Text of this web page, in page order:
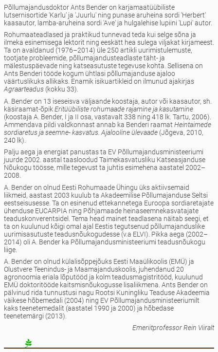
Põllumajandusdoktor Ants Bender on karjamaatüübiliste
lutsernisortide 'Karlu' ja 'Juurlu' ning punase aruheina sordi 'Herbert'
kaasautor, lamba-aruheina sordi 'Ave' ja hulgalehise lupiini 'Lupi' autor.
Rohumaateadlased ja praktikud tunnevad teda kui selge sõna ja
ilmeka esinemisega lektorit ning eeskätt hea sulega viljakat kirjameest.
Ta on avaldanud (1976–2014) üle 250 artikli uurimistulemuste,
tootjate probleemide, põllumajandusteadlaste täht- ja
mälestuspäevade ning katseasutuste tegevuse kohta. Sellisena on
Ants Benderi tööde kogum ühtlasi põllumajanduse ajaloo
väärtuslikuks allikaks. Enamik isikuartikleid on ilmunud ajakirjas
Agraarteadus (kokku 33).
A. Bender on 13 iseseisva väljaande koostaja, autor või kaasautor, sh.
käsiraamat-õpikEritüübiliste rohumaade rajamine ja kasutamine
(koostaja A. Bender, I ja II osa, vastavalt 338 ning 418 lk. Tartu, 2006).
Ammendava pildi valdkonnast annab ka Benderi raamat Heintaimede
sordiaretus ja seemne- kasvatus. Ajalooline ülevaade (Jõgeva, 2010,
240 lk).
Palju aega ja energiat panustas ta EV Põllumajandusministeeriumi
juurde 2002. aastal taasloodud Taimekasvatusliku Katseasjanduse
Nõukogu töösse, mille tegevust ta juhtis esimehena aastatel 2002–
2008.
A. Bender on olnud Eesti Rohumaade Ühingu üks aktiivsemaid
liikmeid, aastast 2003 kuulub ta Akadeemilise Põllumajanduse Seltsi
eestseisusesse. Ta on esinenud ettekannetega Euroopa sordiaretajate
ühenduse EUCARPIA ning Põhjamaade heinaseemnekasvatajate
teaduskonverentsidel. Tema head mainet teadlasena näitab seegi, et
ta on kuulunud kõigi omal ajal Eestis tegutsenud põllumajanduslike
uurimisasutuste teadusnõukogudesse (v.a ELVI). Pikka aega (2002–
2014) oli A. Bender ka Põllumajandusministeeriumi teadusnõukogu
liige.
A. Bender on olnud külalisõppejõuks Eesti Maaülikoolis (EMÜ) ja
Olustvere Teenindus- ja Maamajanduskoolis, juhendanud 20
agronoomia eriala lõputööd ja kolm teadusmagistritööd, kuulunud
EMÜ doktoritööde kaitsmisnõukogusse lisaliikmena. Ants Bender on
pälvinud rida tunnustusi nagu Rootsi Kuningliku Teaduse Akadeemia
väikese hõbemedali (2004) ning EV Põllumajandusministeeriumilt
kaks teenetemedalit (aastatel 1990 ja 2000) ja hõbedase
teenetemärgi (2013).
Emeriitprofessor Rein Viiralt